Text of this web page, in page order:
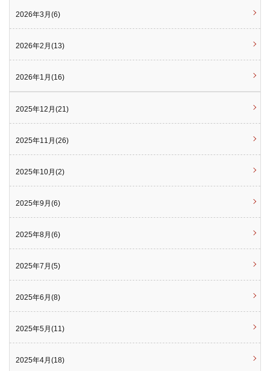
2026年3月(6)
2026年2月(13)
2026年1月(16)
2025年12月(21)
2025年11月(26)
2025年10月(2)
2025年9月(6)
2025年8月(6)
2025年7月(5)
2025年6月(8)
2025年5月(11)
2025年4月(18)